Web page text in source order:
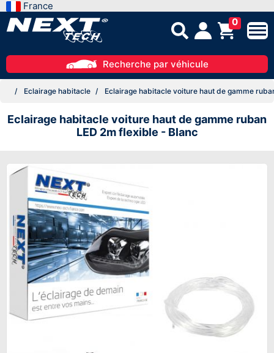
France
0
Recherche par véhicule
Eclairage habitacle Eclairage habitacle voiture haut de gamme
Eclairage habitacle voiture haut de gamme ruban
LED 2m flexible - Blanc